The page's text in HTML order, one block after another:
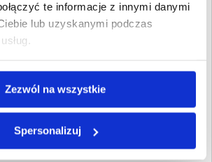
te informacje z innymi danymi
lub uzyskanymi podczas
Zezwól na wszystkie
Spersonalizuj
Wyczyść Szukaj
Znalezione:
17 582,09 PLN
2017